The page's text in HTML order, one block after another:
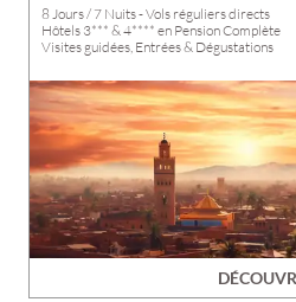
8 Jours / 7 Nuits - Vols réguliers directs
Hôtels 3*** & 4**** en Pension Complète
Visites guidées, Entrées & Dégustations